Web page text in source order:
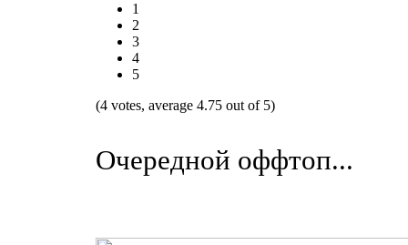
1
2
3
4
5
(4 votes, average 4.75 out of 5)
Очередной оффтоп...